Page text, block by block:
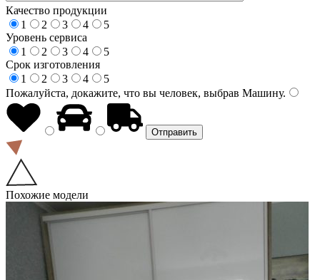
Качество продукции
1
2 3 4
5
Уровень сервиса
1
2 3 4
5
Срок изготовления
1
2 3 4
5
Пожалуйста, докажите, что вы человек, выбрав Машину.
Похожие модели